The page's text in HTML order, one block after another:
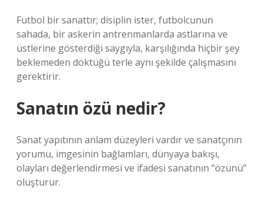
Futbol bir sanattır; disiplin ister, futbolcunun
sahada, bir askerin antrenmanlarda astlarına ve
üstlerine gösterdiği saygıyla, karşılığında hiçbir şey
beklemeden döktüğü terle aynı şekilde çalışmasını
gerektirir.
Sanatın özü nedir?
Sanat yapıtının anlam düzeyleri vardır ve sanatçının
yorumu, imgesinin bağlamları, dünyaya bakışı,
olayları değerlendirmesi ve ifadesi sanatının “özünü”
oluşturur.